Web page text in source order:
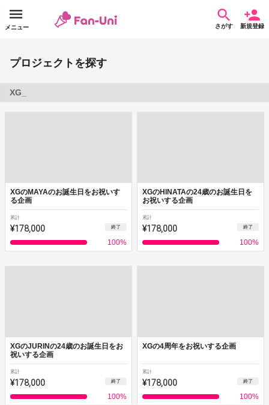
メニュー さがす 新規登録
プロジェクトを探す
XG_
XGのMAYAのお誕生日をお祝いす
る企画
累計
¥178,000 終了
100%
XGのHINATAの24歳のお誕生日を
お祝いする企画
累計
¥178,000 終了
100%
XGのJURINの24歳のお誕生日をお
祝いする企画
累計
¥178,000 終了
100%
XGの4周年をお祝いする企画
累計
¥178,000 終了
100%